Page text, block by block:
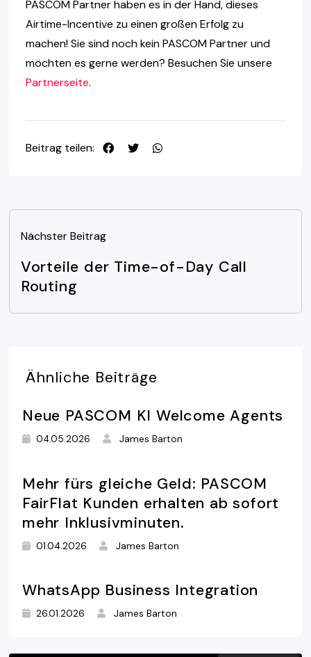
PASCOM Partner haben es in der Hand, dieses
Airtime-Incentive zu einen großen Erfolg zu
machen! Sie sind noch kein PASCOM Partner und
möchten es gerne werden? Besuchen Sie unsere
Partnerseite.
Beitrag teilen:
Nächster Beitrag
Vorteile der Time-of-Day Call
Routing
Ähnliche Beiträge
Neue PASCOM KI Welcome Agents
04.05.2026 James Barton
Mehr fürs gleiche Geld: PASCOM
FairFlat Kunden erhalten ab sofort
mehr Inklusivminuten.
01.04.2026 James Barton
WhatsApp Business Integration
26.01.2026 James Barton